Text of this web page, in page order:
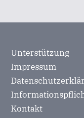
Unterstützung
Impressum
Kontakt